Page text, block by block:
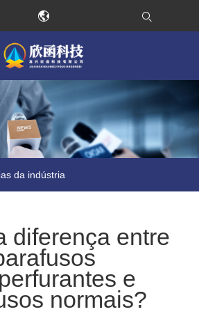
da indústria
diferença entre
e
normais?